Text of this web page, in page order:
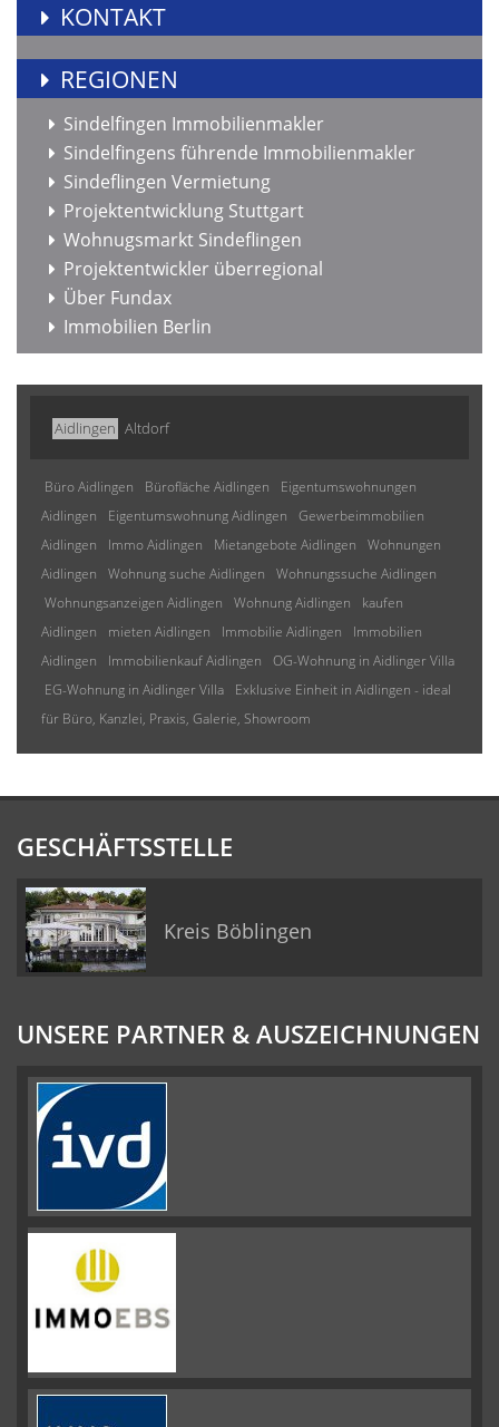
KONTAKT
REGIONEN
Sindelfingen Immobilienmakler
Sindelfingens führende Immobilienmakler
Sindeflingen Vermietung
Projektentwicklung Stuttgart
Wohnugsmarkt Sindeflingen
Projektentwickler überregional
Über Fundax
Immobilien Berlin
Aidlingen Altdorf
Büro Aidlingen Bürofläche Aidlingen
Eigentumswohnungen
Aidlingen
Eigentumswohnung Aidlingen
Gewerbeimmobilien
Aidlingen
Immo Aidlingen Mietangebote Aidlingen
Wohnungen
Aidlingen
Wohnung suche Aidlingen
Wohnungssuche Aidlingen
Wohnungsanzeigen Aidlingen
Wohnung Aidlingen
kaufen
Aidlingen
mieten Aidlingen Immobilie Aidlingen
Immobilien
Aidlingen
Immobilienkauf Aidlingen
OG-Wohnung in Aidlinger Villa
EG-Wohnung in Aidlinger Villa
Exklusive Einheit in Aidlingen - ideal
für Büro, Kanzlei, Praxis, Galerie, Showroom
GESCHÄFTSSTELLE
Kreis Böblingen
UNSERE PARTNER & AUSZEICHNUNGEN